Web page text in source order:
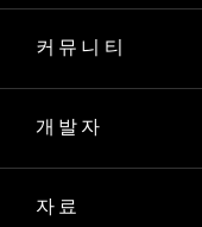
커뮤니티
개발자
자료